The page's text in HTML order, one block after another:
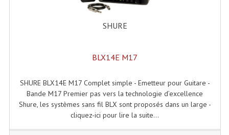
Nos Occasions Et Stock B
Les Occasions
Matériel Karaoké
Disque DVD
SHURE
BLX14E M17
SHURE BLX14E M17 Complet simple - Emetteur pour Guitare -
Bande M17 Premier pas vers la technologie d’excellence
Shure, les systèmes sans fil BLX sont proposés dans un large -
cliquez-ici pour lire la suite...